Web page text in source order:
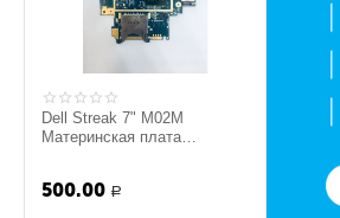
Dell Streak 7" M02M
Материнская плата
500.00 Р